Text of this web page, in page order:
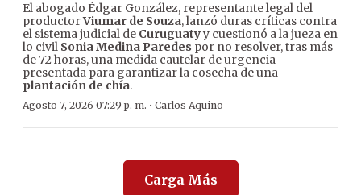
El abogado Édgar González, representante legal del
productorViumar de Souza, lanzó duras críticas contra
el sistema judicial de Curuguatyy cuestionó a la jueza en
lo civil Sonia Medina Paredes por no resolver, tras más
de 72 horas, una medida cautelar de urgencia
presentada para garantizar la cosecha de una
plantación de chía.
Agosto 7, 2026 07:29 p. m. · Carlos Aquino
Carga Más